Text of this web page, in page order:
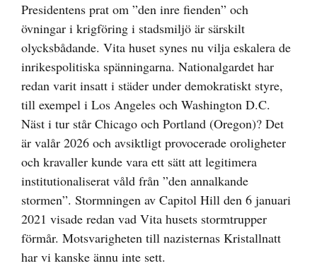
Presidentens prat om ”den inre fienden” och
övningar i krigföring i stadsmiljö är särskilt
olycksbådande. Vita huset synes nu vilja eskalera de
inrikespolitiska spänningarna. Nationalgardet har
redan varit insatt i städer under demokratiskt styre,
till exempel i Los Angeles och Washington D.C.
Näst i tur står Chicago och Portland (Oregon)? Det
är valår 2026 och avsiktligt provocerade oroligheter
och kravaller kunde vara ett sätt att legitimera
institutionaliserat våld från ”den annalkande
stormen”. Stormningen av Capitol Hill den 6 januari
2021 visade redan vad Vita husets stormtrupper
förmår. Motsvarigheten till nazisternas Kristallnatt
har vi kanske ännu inte sett.